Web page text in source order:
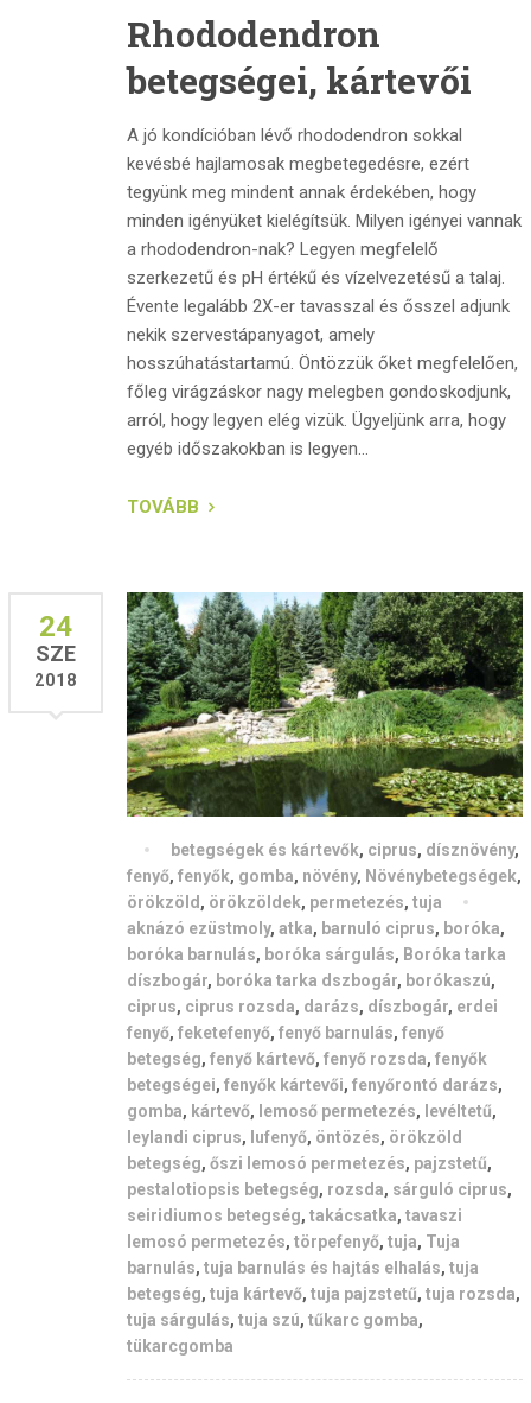
Rhododendron
betegségei, kártevői
A jó kondícióban lévő rhododendron sokkal
kevésbé hajlamosak megbetegedésre, ezért
tegyünk meg mindent annak érdekében, hogy
minden igényüket kielégítsük. Milyen igényei vannak
a rhododendron-nak? Legyen megfelelő
szerkezetű és pH értékű és vízelvezetésű a talaj.
Évente legalább 2X-er tavasszal és ősszel adjunk
nekik szervestápanyagot, amely
hosszúhatástartamú. Öntözzük őket megfelelően,
főleg virágzáskor nagy melegben gondoskodjunk,
arról, hogy legyen elég vizük. Ügyeljünk arra, hogy
egyéb időszakokban is legyen...
TOVÁBB
24
SZE
2018
betegségek és kártevők, ciprus, dísznövény,
fenyő, fenyők, gomba, növény, Növénybetegségek,
örökzöld , örökzöldek, permetezés, tuja
aknázó ezüstmoly, atka, barnuló ciprus, boróka,
boróka barnulás, boróka sárgulás, Boróka tarka
díszbogár, boróka tarka dszbogár, borókaszú,
ciprus, ciprus rozsda, darázs, díszbogár, erdei
fenyő, feketefenyő, fenyő barnulás, fenyő
betegség, fenyő kártevő, fenyő rozsda, fenyők
betegségei, fenyők kártevői, fenyőrontó darázs,
gomba, kártevő, lemoső permetezés, levéltetű,
leylandi ciprus, lufenyő, öntözés, örökzöld
betegség, őszi lemosó permetezés, pajzstetű,
pestalotiopsis betegség, rozsda, sárguló ciprus,
seiridiumos betegség, takácsatka, tavaszi
lemosó permetezés, törpefenyő, tuja, Tuja
barnulás, tuja barnulás és hajtás elhalás, tuja
betegség, tuja kártevő, tuja pajzstetű, tuja rozsda,
tuja sárgulás, tuja szú, tűkarc gomba,
tükarcgomba